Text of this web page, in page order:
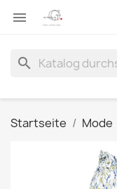

search
Startseite Mode